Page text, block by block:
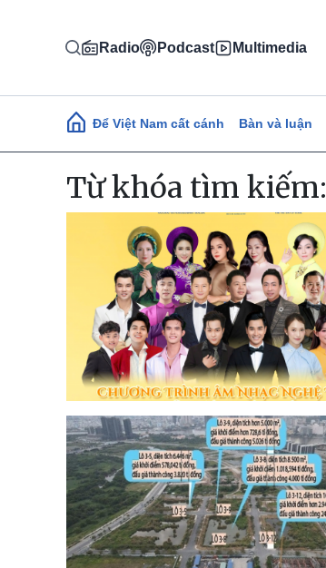
Radio Podcast Multimedia
Main navigation
Để Việt Nam cất cánh Bàn và luận
Từ khóa tìm kiếm: